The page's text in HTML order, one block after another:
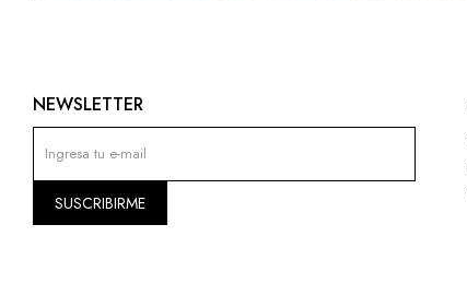
NEWSLETTER
SUSCRIBIRME